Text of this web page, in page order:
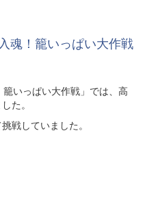
魂！籠いっぱい大作戦
いっぱい大作戦」では、高
た。
戦していました。